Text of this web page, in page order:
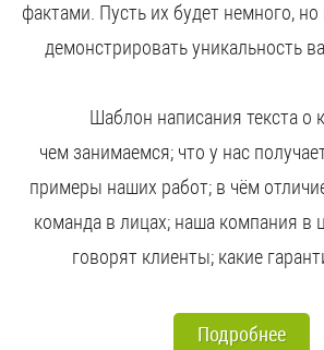
фактами. Пусть их будет немного,
демонстрировать уникальность
Шаблон написания текста о
чем занимаемся; что у нас
примеры наших работ; в чём
команда в лицах; наша компания в
говорят клиенты; какие
Подробнее